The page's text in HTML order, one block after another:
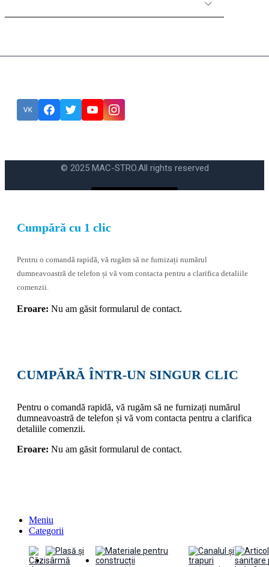
© 2025 MAC-STRO.All rights reserved
Cumpără cu 1 clic
Pentru o comandă rapidă, vă rugăm să ne furnizați numărul
dumneavoastră de telefon și vă vom contacta pentru a clarifica detaliile
comenzii.
Eroare: Nu am găsit formularul de contact.
CUMPĂRĂ ÎNTR-UN SINGUR CLIC
Pentru o comandă rapidă, vă rugăm să ne furnizați numărul
dumneavoastră de telefon și vă vom contacta pentru a clarifica
detaliile comenzii.
Eroare: Nu am găsit formularul de contact.
Meniu
Categorii